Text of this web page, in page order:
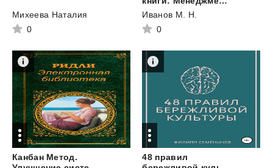
Михеева Наталия
0
Иванов М. Н.
0
Канбан Метод.
48 правил